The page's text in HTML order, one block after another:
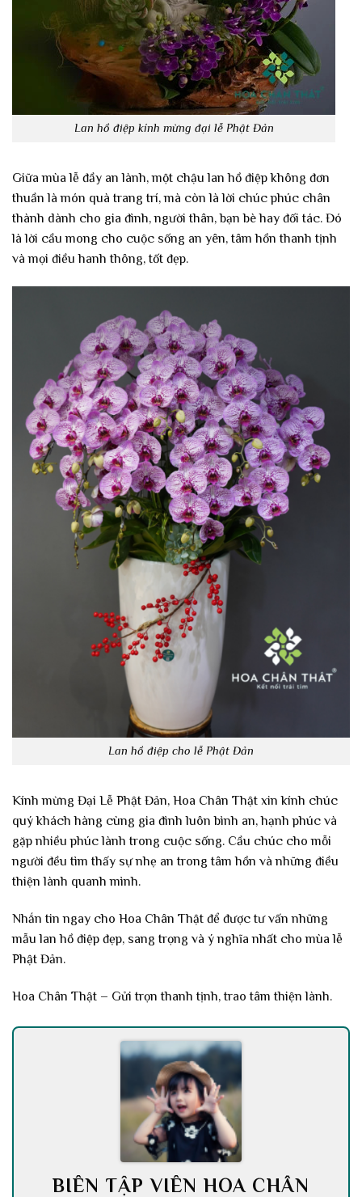
Lan hồ điệp kính mừng đại lễ Phật Đản
Giữa mùa lễ đầy an lành, một chậu lan hồ điệp không đơn
thuần là món quà trang trí, mà còn là lời chúc phúc chân
thành dành cho gia đình, người thân, bạn bè hay đối tác. Đó
là lời cầu mong cho cuộc sống an yên, tâm hồn thanh tịnh
và mọi điều hanh thông, tốt đẹp.
Lan hồ điệp cho lễ Phật Đản
Kính mừng Đại Lễ Phật Đản, Hoa Chân Thật xin kính chúc
quý khách hàng cùng gia đình luôn bình an, hạnh phúc và
gặp nhiều phúc lành trong cuộc sống. Cầu chúc cho mỗi
người đều tìm thấy sự nhẹ an trong tâm hồn và những điều
thiện lành quanh mình.
Nhắn tin ngay cho Hoa Chân Thật để được tư vấn những
mẫu lan hồ điệp đẹp, sang trọng và ý nghĩa nhất cho mùa lễ
Phật Đản.
Hoa Chân Thật – Gửi trọn thanh tịnh, trao tâm thiện lành.
BIÊN TẬP VIÊN HOA CHÂN